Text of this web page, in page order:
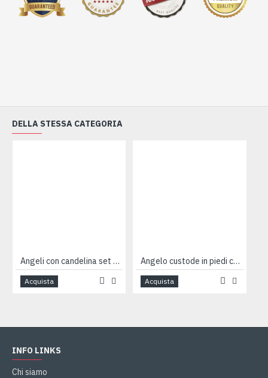
DELLA STESSA CATEGORIA
Angeli con candelina set 4pz
Acquista
Angelo custode in piedi cm8
Acquista
INFO LINKS
Chi siamo